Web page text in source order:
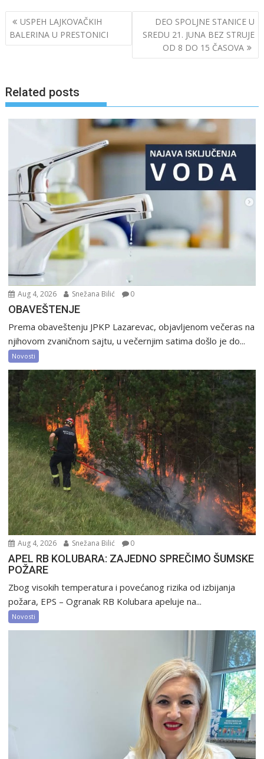
Post
navigation
USPEH LAJKOVAČKIH
BALERINA U PRESTONICI
DEO SPOLJNE STANICE U
SREDU 21. JUNA BEZ STRUJE
OD 8 DO 15 ČASOVA
Related posts
Aug 4, 2026 Snežana Bilić 0
OBAVEŠTENJE
Prema obaveštenju JPKP Lazarevac, objavljenom večeras na
njihovom zvaničnom sajtu, u večernjim satima došlo je do...
Novosti
Aug 4, 2026 Snežana Bilić 0
APEL RB KOLUBARA: ZAJEDNO SPREČIMO ŠUMSKE
POŽARE
Zbog visokih temperatura i povećanog rizika od izbijanja
požara, EPS – Ogranak RB Kolubara apeluje na...
Novosti